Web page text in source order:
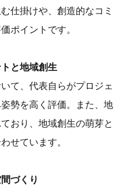
仕掛けや、創造的なコミ
ポイントです。
と地域創生
て、代表自らがプロジェ
勢を高く評価。また、地
おり、地域創生の萌芽と
せています。
づくり